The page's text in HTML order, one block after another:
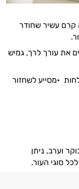
קרם עשיר שחודר
את עורך לרך, גמיש
•מסייע לשחזור
וערב, ניתן
סוגי העור.